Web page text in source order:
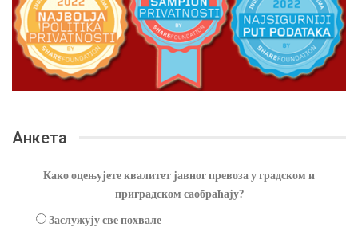
Анкета
Како оцењујете квалитет јавног превоза у градском и
приградском саобраћају?
Заслужују све похвале